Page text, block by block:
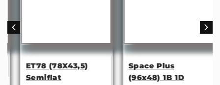
ET78 (78X43,5)
Semiflat
Space Plus
(96x48) 1B 1D